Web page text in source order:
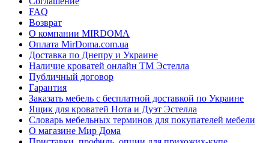
FAQ
Возврат
О компании MIRDOMA
Оплата MirDoma.com.ua
Доставка по Днепру и Украине
Наличие кроватей онлайн ТМ Эстелла
Публичный договор
Гарантия
Заказать мебель с бесплатной доставкой по Украине
Ящик для кроватей Нота и Дуэт Эстелла
Словарь мебельных терминов для покупателей мебели
О магазине Мир Дома